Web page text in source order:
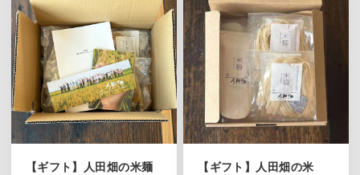
【ギフト】人田畑の米麺
【ギフト】人田畑の米